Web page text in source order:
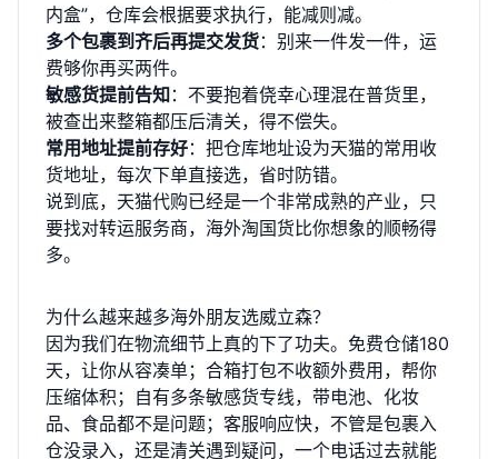
内盒”，仓库会根据要求执行，能减则减。
多个包裹到齐后再提交发货：别来一件发一件，运
费够你再买两件。
敏感货提前告知 ：不要抱着侥幸心理混在普货里，
被查出来整箱都压后清关，得不偿失。
常用地址提前存好：把仓库地址设为天猫的常用收
货地址，每次下单直接选，省时防错。
说到底，天猫代购已经是一个非常成熟的产业，只
要找对转运服务商，海外淘国货比你想象的顺畅得
多。
为什么越来越多海外朋友选威立森？
因为我们在物流细节上真的下了功夫。免费仓储180
天，让你从容凑单；合箱打包不收额外费用，帮你
压缩体积；自有多条敏感货专线，带电池、化妆
品、食品都不是问题；客服响应快，不管是包裹入
仓没录入，还是清关遇到疑问，一个电话过去就能